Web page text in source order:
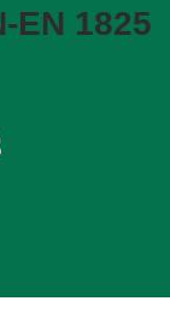
EN 1825